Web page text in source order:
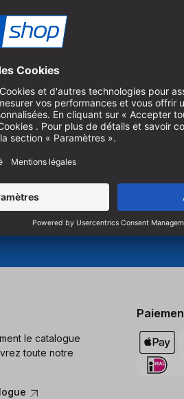
innovants pour le
Pour vous
produits,
Gérer les
le catalogue
toute notre